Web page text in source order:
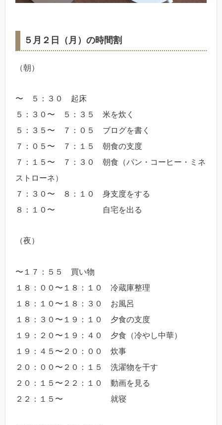
５月２日（月）の時間割
（朝）
〜 ５：３０ 起床
５：３０〜 ５：３５ 米を炊く
５：３５〜 ７：０５ ブログを書く
７：０５〜 ７：１５ 朝食の支度
７：１５〜 ７：３０ 朝食（パン・コーヒー・ミネ
ストローネ）
７：３０〜 ８：１０ 身支度をする
８：１０〜 自宅を出る
（夜）
〜１７：５５ 買い物
１８：００〜１８：１０ 冷蔵庫整理
１８：１０〜１８：３０ お風呂
１８：３０〜１９：１０ 夕食の支度
１９：２０〜１９：４０ 夕食（冷やし中華）
１９：４５〜２０：００ 炊事
２０：００〜２０：１５ 洗濯物を干す
２０：１５〜２２：１０ 動画を見る
２２：１５〜 就寝